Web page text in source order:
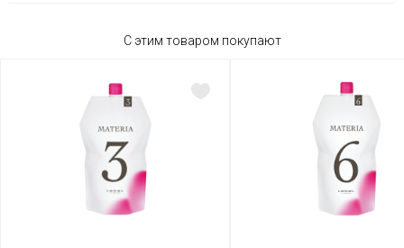
С этим товаром покупают